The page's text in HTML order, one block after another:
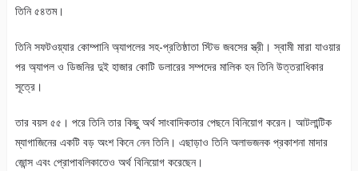
তিনি ৫৪তম।
তিনি সফটওয়্যার কোম্পানি অ্যাপলের সহ-প্রতিষ্ঠাতা স্টিভ জবসের স্ত্রী। স্বামী মারা যাওয়ার
পর অ্যাপল ও ডিজনির দুই হাজার কোটি ডলারের সম্পদের মালিক হন তিনি উত্তরাধিকার
সূত্রে।
তার বয়স ৫৫। পরে তিনি তার কিছু অর্থ সাংবাদিকতার পেছনে বিনিয়োগ করেন। আটলান্টিক
ম্যাগাজিনের একটি বড় অংশ কিনে নেন তিনি। এছাড়াও তিনি অলাভজনক প্রকাশনা মাদার
জোন্স এবং প্রোপাবলিকাতেও অর্থ বিনিয়োগ করেছেন।